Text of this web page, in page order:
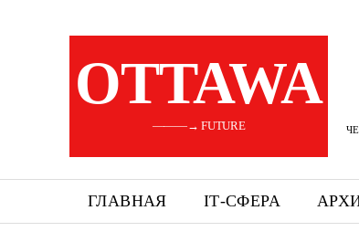
OTTAWA
———→ FUTURE
ГЛАВНАЯ ІТ-СФЕРА